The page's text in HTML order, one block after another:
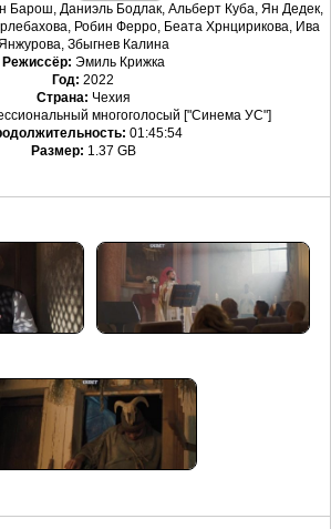
Барош, Даниэль Бодлак, Альберт Куба, Ян Дедек,
Робин Ферро, Беата Хрнцирикова, Ива
Збыгнев Калина
Режиссёр: Эмиль Крижка
Год: 2022
Страна: Чехия
многоголосый ["Синема УС"]
01:45:54
Размер: 1.37 GB